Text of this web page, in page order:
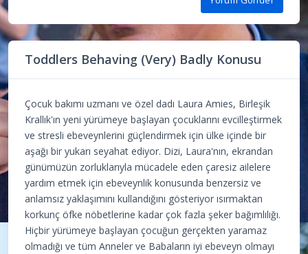
Toddlers Behaving (Very) Badly Konusu
Çocuk bakımı uzmanı ve özel dadı Laura Amies, Birleşik
Krallık'ın yeni yürümeye başlayan çocuklarını evcilleştirmek
ve stresli ebeveynlerini güçlendirmek için ülke içinde bir
aşağı bir yukarı seyahat ediyor. Dizi, Laura'nın, ekrandan
günümüzün zorluklarıyla mücadele eden çaresiz ailelere
yardım etmek için ebeveynlik konusunda benzersiz ve
anlamsız yaklaşımını kullandığını gösteriyor ısırmaktan
korkunç öfke nöbetlerine kadar çok fazla şeker bağımlılığı.
Hiçbir yürümeye başlayan çocuğun gerçekten yaramaz
olmadığı ve tüm Anneler ve Babaların iyi ebeveyn olmayı